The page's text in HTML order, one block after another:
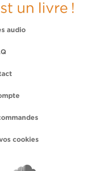
audio
cookies